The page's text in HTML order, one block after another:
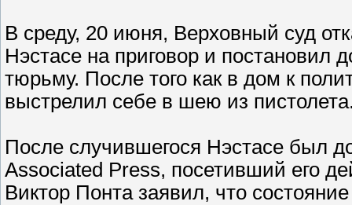
В среду, 20 июня, Верховный суд
Нэстасе на приговор и постановил
тюрьму. После того как в дом к
выстрелил себе в шею из
После случившегося Нэстасе был
Associated Press, посетивший его
Виктор Понта заявил, что